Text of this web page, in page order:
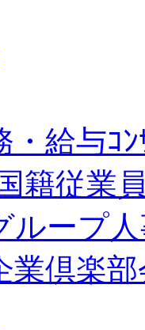
・給与ｺﾝ
籍従業
ループ
業倶楽